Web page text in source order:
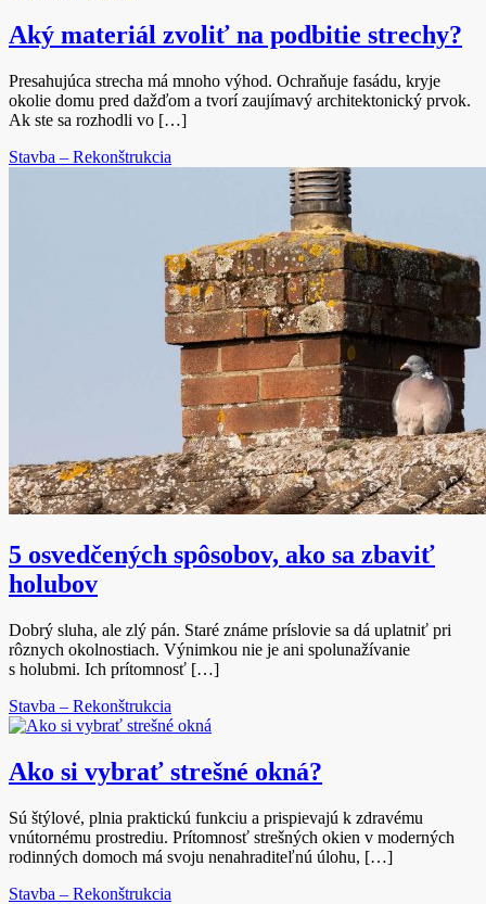
Aký materiál zvoliť na podbitie strechy?
Presahujúca strecha má mnoho výhod. Ochraňuje fasádu, kryje
okolie domu pred dažďom a tvorí zaujímavý architektonický prvok.
Ak ste sa rozhodli vo […]
Stavba – Rekonštrukcia
5 osvedčených spôsobov, ako sa zbaviť
holubov
Dobrý sluha, ale zlý pán. Staré známe príslovie sa dá uplatniť pri
rôznych okolnostiach. Výnimkou nie je ani spolunažívanie
s holubmi. Ich prítomnosť […]
Stavba – Rekonštrukcia
Ako si vybrať strešné okná?
Sú štýlové, plnia praktickú funkciu a prispievajú k zdravému
vnútornému prostrediu. Prítomnosť strešných okien v moderných
rodinných domoch má svoju nenahraditeľnú úlohu, […]
Stavba – Rekonštrukcia